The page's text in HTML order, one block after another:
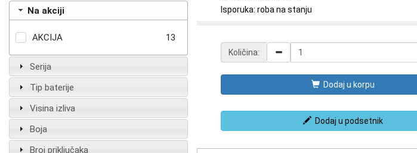
Na akciji
AKCIJA 13
Serija
Tip baterije
Visina izliva
Boja
Broj priključaka
Isporuka: roba na stanju
Količina:
Dodaj u korpu
Dodaj u podsetnik